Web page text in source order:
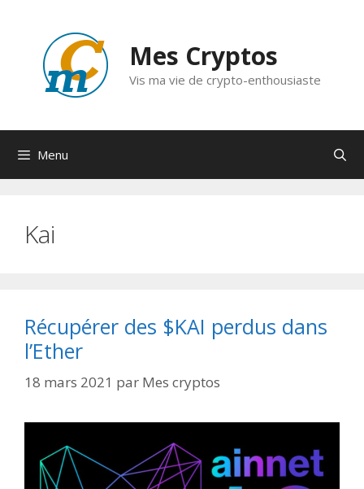
contenu
Mes Cryptos
Vis ma vie de crypto-enthousiaste
Menu
Kai
Récupérer des $KAI perdus dans
l’Ether
18 mars 2021 par Mes cryptos